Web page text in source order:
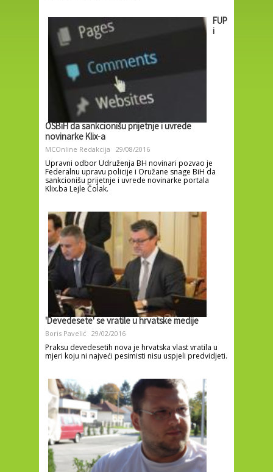
FUP
i
OSBiH da sankcionišu prijetnje i uvrede
novinarke Klix-a
MCOnline Redakcija 29/08/2016
Upravni odbor Udruženja BH novinari pozvao je
Federalnu upravu policije i Oružane snage BiH da
sankcionišu prijetnje i uvrede novinarke portala
Klix.ba Lejle Čolak.
'Devedesete' se vratile u hrvatske medije
Boris Pavelić 29/02/2016
Praksu devedesetih nova je hrvatska vlast vratila u
mjeri koju ni najveći pesimisti nisu uspjeli predvidjeti.